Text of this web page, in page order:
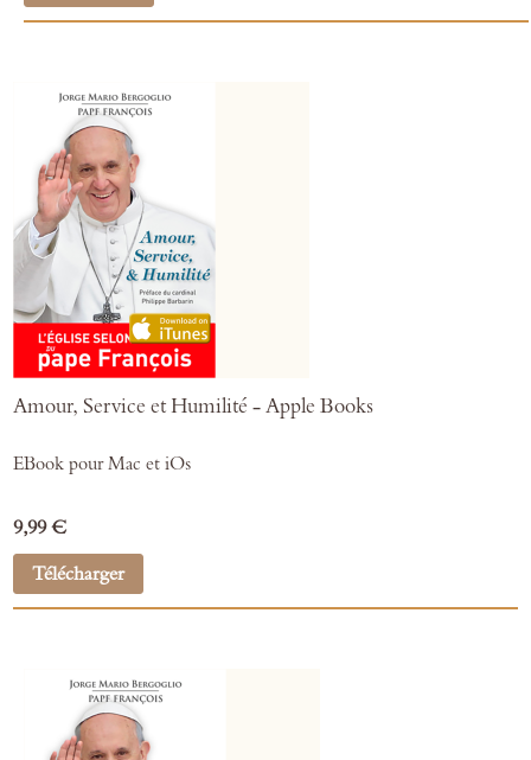
Amour, Service et Humilité - Apple Books
EBook pour Mac et iOs
9,99 €
Télécharger